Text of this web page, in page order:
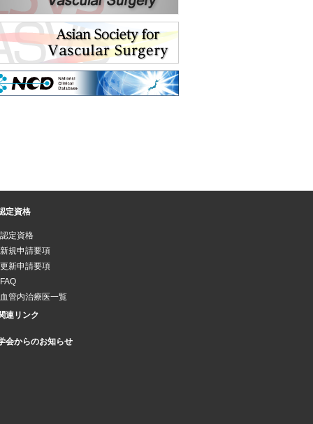
定資格
認定資格
新規申請要項
更新申請要項
FAQ
血管内治療医一覧
連リンク
会からのお知らせ